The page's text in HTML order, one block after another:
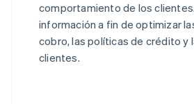
comportamiento de los
información a fin de optimizar
cobro, las políticas de crédito y
clientes.